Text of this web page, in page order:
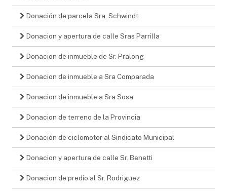
Donación de parcela Sra. Schwindt
Donacion y apertura de calle Sras Parrilla
Donacion de inmueble de Sr. Pralong
Donacion de inmueble a Sra Comparada
Donacion de inmueble a Sra Sosa
Donacion de terreno de la Provincia
Donación de ciclomotor al Sindicato Municipal
Donacion y apertura de calle Sr. Benetti
Donacion de predio al Sr. Rodriguez